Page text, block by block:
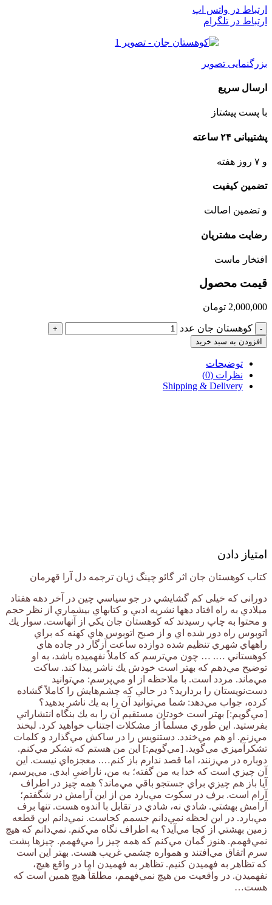
ارتباط در واتس اپ
ارتباط در تلگرام
بزرگنمایی تصویر
ارسال سریع
با پست پیشتاز
پشتیبانی ۲۴ ساعته
و ۷ روز هفته
تضمین کیفیت
و تضمین اصالت
رضایت مشتریان
افتخار ماست
قیمت محصول
2,000,000 تومان
- کوهستان جان عدد
+
افزودن به سبد خرید
توضیحات
نظرات (0)
Shipping & Delivery
امتیاز دادن
کتاب کوهستان جان اثر گائو چینگ ژیان ترجمه دل آرا قهرمان
دورانی كه خیلی کم گشايشي در جو سياسي چين در آخر دهه هفتاد
ميلادي به راه افتاد دهها نشريه ادبي و كتابهاي بيشماري از نظر حجم
و محتوا به چاپ رسيدند كه كوهستان جان يكي از آنهاست. سوار يك
اتوبوس راه دور شده اي و از صبح اتوبوس هاي كهنه كه براي
راههاي شهري تنظيم شده دوازده ساعت آزگار در جاده هاي
كوهستاني …. … چون مي‌ترسم كه كاملاً نفهميده باشد، به او
توضيح مي‌دهم كه بهتر است خودش يك ناشر پيدا كند. ساكت
مي‌ماند. مردد است. با ملاحظه از او مي‌پرسم: مي‌توانيد
دست‌نويستان را برداريد؟ در حالي كه چشم‌هايش را كاملاً گشاده
كرده، جواب مي‌دهد: شما مي‌توانيد آن را به يك ناشر بدهيد؟
[مي‌گويم:] بهتر است خودتان مستقيم آن را به يك بنگاه انتشاراتي
بفرستيد. اين طوري مسلماً از مشكلات اجتناب خواهيد كرد. لبخند
مي‌زنم. او هم مي‌خندد. دستنويس را در ساكش مي‌گذارد و كلمات
تشكرآميزي مي‌گويد. [مي‌گويم:] اين من هستم كه تشكر مي‌كنم.
دوباره در مي‌زنند، اما قصد ندارم باز كنم…. معجزه‌اي نيست. اين
آن چيزي است كه خدا به من گفته؛ به من، ناراضيِ ابدي. مي‌پرسم،
آيا باز هم چيزي براي جستجو باقي مي‌ماند؟ همه چيز در اطراف
آرام است. برف در سكوت مي‌بارد من از اين آرامش در شگفتم؛
آرامش بهشتي. شادي نه، شادي در تقابل با اندوه هست. تنها برف
مي‌بارد. در اين لحظه نمي‌دانم جسمم كجاست. نمي‌دانم اين قطعه
زمين بهشتي از كجا مي‌آيد؟ به اطراف نگاه مي‌كنم. نمي‌دانم كه هيچ
نمي‌فهمم. هنوز گمان مي‌كنم كه همه چيز را مي‌فهمم. چيزها پشت
سرم اتفاق مي‌افتند و همواره چشمي غريب هست. بهتر اين است
كه تظاهر به فهميدن كنيم. تظاهر به فهميدن اما در واقع هيچ،
نفهميدن. در واقعيت من هيچ نمي‌فهمم، مطلقاً هيچ همين است كه
هست…